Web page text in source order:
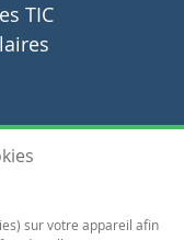
TIC
sur votre appareil afin